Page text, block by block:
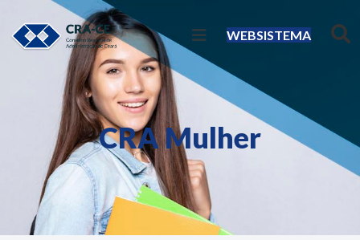
WEBSISTEMA
CRA Mulher